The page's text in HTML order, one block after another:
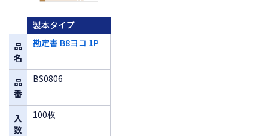
品
名
品
番
入
数
製本タイプ
勘定書 B8ヨコ 1P
BS0806
100枚